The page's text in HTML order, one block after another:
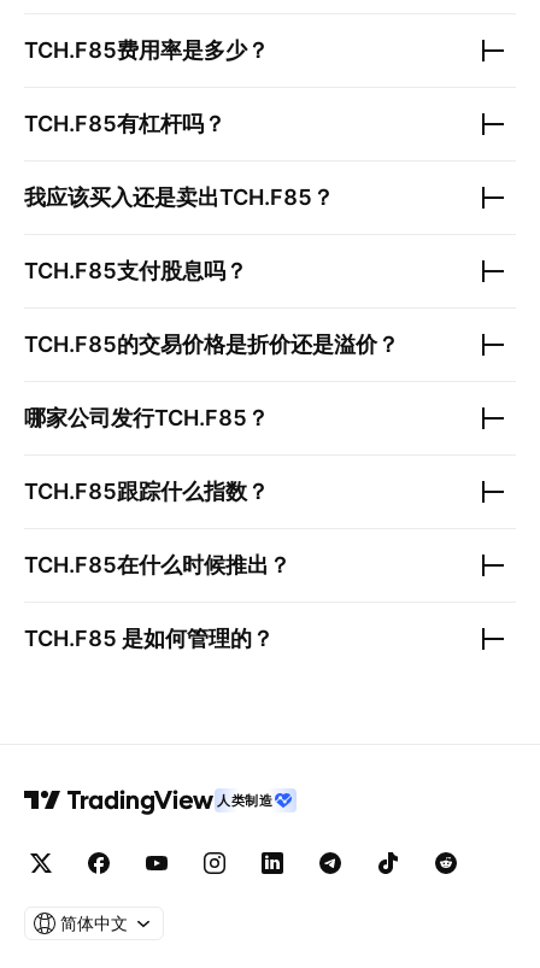
TCH.F85费用率是多少？
TCH.F85有杠杆吗？
我应该买入还是卖出TCH.F85 ？
TCH.F85支付股息吗？
TCH.F85的交易价格是折价还是溢价？
哪家公司发行TCH.F85 ？
TCH.F85跟踪什么指数？
TCH.F85在什么时候推出？
TCH.F85 是如何管理的？
人类制造
简体中文